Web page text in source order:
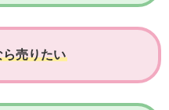
売りたい